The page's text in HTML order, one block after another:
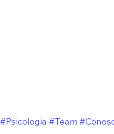
#Psicologia #Team